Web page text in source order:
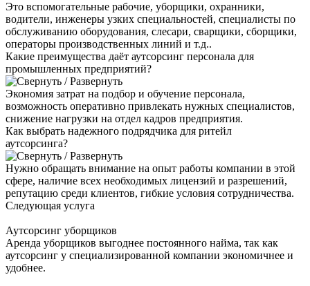
Это вспомогательные рабочие, уборщики, охранники,
водители, инженеры узких специальностей, специалисты по
обслуживанию оборудования, слесари, сварщики, сборщики,
операторы производственных линий и т.д..
Какие преимущества даёт аутсорсинг персонала для
промышленных предприятий?
Экономия затрат на подбор и обучение персонала,
возможность оперативно привлекать нужных специалистов,
снижение нагрузки на отдел кадров предприятия.
Как выбрать надежного подрядчика для ритейл
аутсорсинга?
Нужно обращать внимание на опыт работы компании в этой
сфере, наличие всех необходимых лицензий и разрешений,
репутацию среди клиентов, гибкие условия сотрудничества.
Следующая услуга
Аутсорсинг уборщиков
Аренда уборщиков выгоднее постоянного найма, так как
аутсорсинг у специализированной компании экономичнее и
удобнее.